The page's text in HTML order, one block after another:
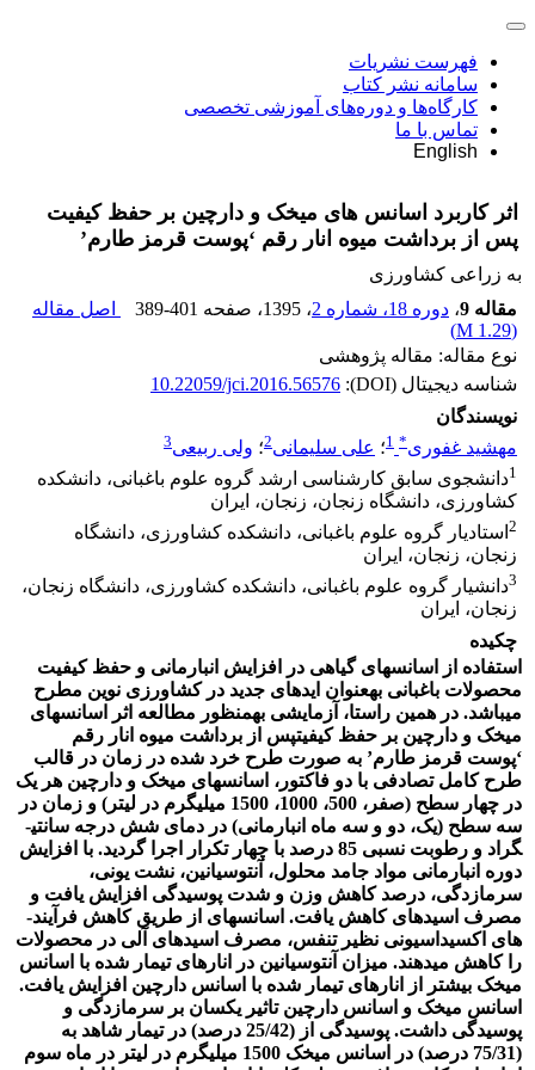
فهرست نشریات
سامانه نشر کتاب
کارگاه‌ها و دوره‌های آموزشی تخصصی
تماس با ما
English
اثر کاربرد اسانس های میخک و دارچین بر حفظ کیفیت
پس از برداشت میوه انار رقم ‘پوست قرمز طارم’
به زراعی کشاورزی
مقاله 9
، دوره 18، شماره 2 ، 1395 ، صفحه 389-401
اصل مقاله
(
1.29 M
)
نوع مقاله: مقاله پژوهشی
شناسه دیجیتال (DOI):
10.22059/jci.2016.56576
نویسندگان
مهشید غفوری*
1؛ علی سلیمانی2؛ ولی ربیعی3
1دانشجوی سابق کارشناسی ارشد گروه علوم باغبانی، دانشکده
کشاورزی، دانشگاه زنجان، زنجان، ایران
2 استادیار گروه علوم باغبانی، دانشکده کشاورزی، دانشگاه
زنجان، زنجان، ایران
3دانشیار گروه علوم باغبانی، دانشکده کشاورزی، دانشگاه زنجان،
زنجان، ایران
چکیده
استفاده از اسانس­های گیاهی در افزایش انبارمانی و حفظ کیفیت
محصولات باغبانی به­عنوان ایده­ای جدید در کشاورزی نوین مطرح
می­باشد. در همین راستا، آزمایشی به­منظور مطالعه اثر اسانس­های
میخک و دارچین بر حفظ کیفیتپس از برداشت میوه انار رقم
‘پوست قرمز طارم’ به صورت طرح خرد شده در زمان در قالب
طرح کامل تصادفی با دو فاکتور، اسانس­های میخک و دارچین هر یک
در چهار سطح (صفر، 500، 1000، 1500 میلی­گرم در لیتر) و زمان در
سه سطح (یک، دو و سه ­ماه انبارمانی) در دمای شش درجه سانتی­
گراد و رطوبت نسبی 85 درصد با چهار تکرار اجرا گردید. با افزایش
دوره انبارمانی مواد جامد محلول، آنتوسیانین، نشت یونی،
سرمازدگی، درصد کاهش وزن و شدت پوسیدگی افزایش یافت و
مصرف اسید­های کاهش یافت. اسانس­های از طریق کاهش فرآیند­
های اکسیداسیونی نظیر تنفس، مصرف اسید­های آلی در محصولات
را کاهش می­دهند. میزان آنتوسیانین در انارهای تیمار شده با اسانس
میخک بیشتر از انارهای تیمار شده با اسانس دارچین افزایش یافت.
اسانس میخک و اسانس دارچین تاثیر یکسان بر سرمازدگی و
پوسیدگی داشت. پوسیدگی از (25/42 درصد) در تیمار شاهد به
(75/31 درصد) در اسانس میخک 1500 میلی­گرم در لیتر در ماه سوم